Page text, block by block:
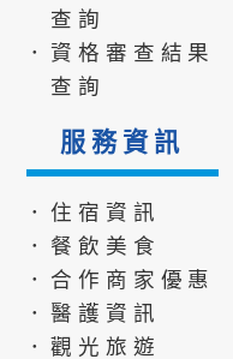
查詢
．資格審查結果
查詢
服務資訊
．住宿資訊
．餐飲美食
．合作商家優惠
．醫護資訊
．觀光旅遊